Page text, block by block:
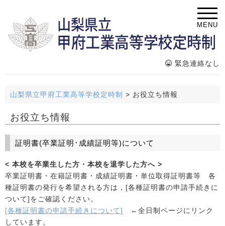
MENU
緊急連絡なし
山梨県立甲府工業高等学校定時制 > お役立ち情報
お役立ち情報
証明書(卒業証明･成績証明等)について
< 本校を卒業生した方・本校を退学した方へ >
卒業証明書・在籍証明書・成績証明書・単位取得証明書等 各
種証明書の発行を希望される方は，[各種証明書の申請手続きに
ついて]をご確認ください。
[各種証明書の申請手続きについて]
←全日制ページにリンク
しています。